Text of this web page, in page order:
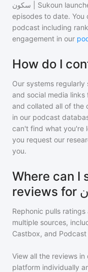
سكون | Sukoun
episodes to date. You
podcast including
engagement in our
Our systems
and social media
and collated all of the
in our podcast
can't find what you're
you request our
you.
Where can I
Rephonic pulls
multiple sources,
Castbox, and
View all the reviews
platform individually